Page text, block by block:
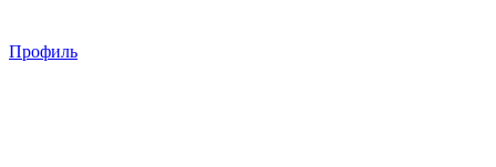
Профиль